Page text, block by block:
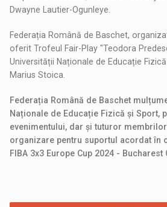
Dwayne Lautier-Ogunleye.
Federația Română de Baschet,
oferit Trofeul Fair-Play "Teodora
Universității Naționale de Educație
Marius Stoica.
Federația Română de Baschet
Naționale de Educație Fizică și Sport,
evenimentului, dar și tuturor
organizare pentru suportul acordat în
FIBA 3x3 Europe Cup 2024 - Bucharest